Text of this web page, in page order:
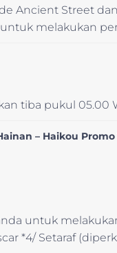
Ancient Street
melakukan
tiba pukul 05.00
– Haikou Promo
untuk
*4/ Setaraf